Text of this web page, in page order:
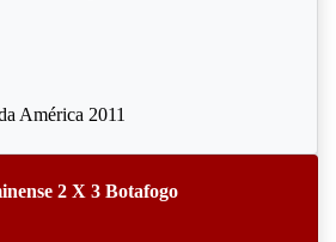
América 2011
2 X 3 Botafogo